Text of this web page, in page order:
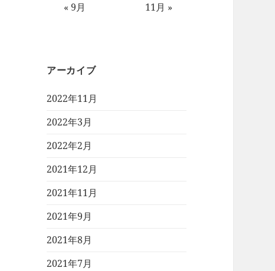
« 9月
11月 »
アーカイブ
2022年11月
2022年3月
2022年2月
2021年12月
2021年11月
2021年9月
2021年8月
2021年7月